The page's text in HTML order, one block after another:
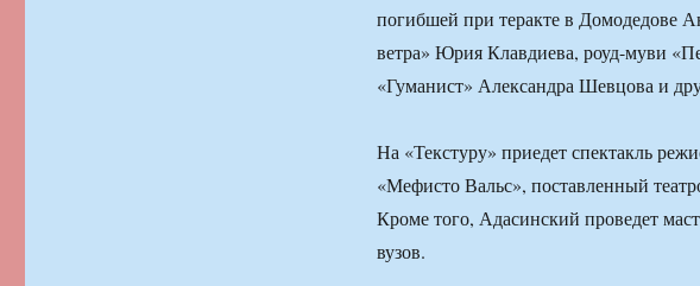
погибшей при теракте в Домодедове
ветра» Юрия Клавдиева, роуд-муви
«Гуманист» Александра Шевцова и
На «Текстуру» приедет спектакль
«Мефисто Вальс», поставленный
Кроме того, Адасинский проведет
вузов.